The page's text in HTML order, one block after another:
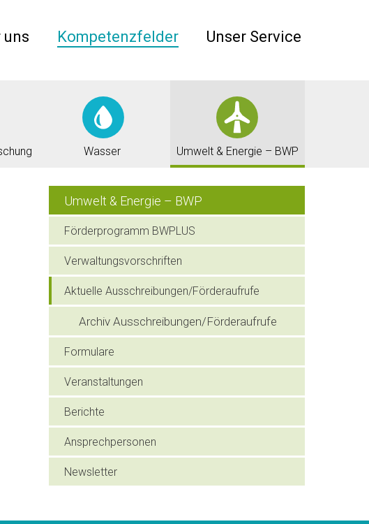
uns Kompetenzfelder Unser Service
Wasser Umwelt & Energie – BWP
Umwelt & Energie – BWP
Förderprogramm BWPLUS
Verwaltungsvorschriften
Aktuelle Ausschreibungen/Förderaufrufe
Archiv Ausschreibungen/Förderaufrufe
Formulare
Veranstaltungen
Berichte
Ansprechpersonen
Newsletter